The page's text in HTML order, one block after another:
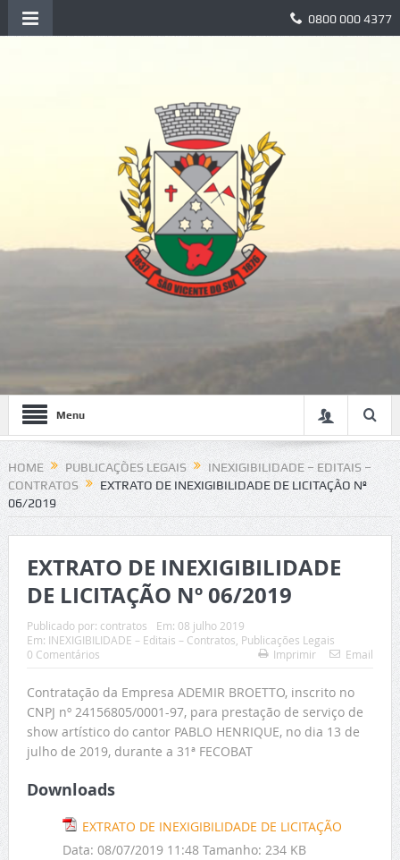
0800 000 4377
Menu
HOME PUBLICAÇÕES LEGAIS
INEXIGIBILIDADE – EDITAIS –
CONTRATOS
EXTRATO DE INEXIGIBILIDADE DE LICITAÇÃO Nº
06/2019
EXTRATO DE INEXIGIBILIDADE
DE LICITAÇÃO Nº 06/2019
Publicado por: contratos Em: 08 julho 2019
Em: INEXIGIBILIDADE – Editais – Contratos, Publicações Legais
0 Comentários
Imprimir Email
Contratação da Empresa ADEMIR BROETTO, inscrito no
CNPJ nº 24156805/0001-97, para prestação de serviço de
show artístico do cantor PABLO HENRIQUE, no dia 13 de
julho de 2019, durante a 31ª FECOBAT
Downloads
EXTRATO DE INEXIGIBILIDADE DE LICITAÇÃO
Data: 08/07/2019 11:48 Tamanho: 234 KB